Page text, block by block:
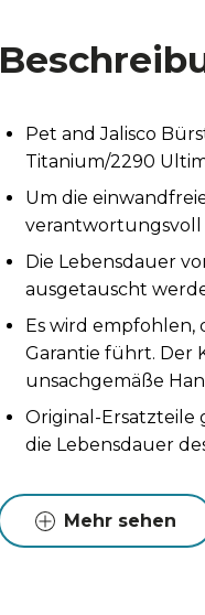
Pet and Jalisco
Titanium/2290
Um die
verantwortungsvoll
Die Lebensdauer
ausgetauscht
Es wird empfohlen,
Garantie führt. Der
unsachgemäße
Original-Ersatzteile
die Lebensdauer
Mehr sehen